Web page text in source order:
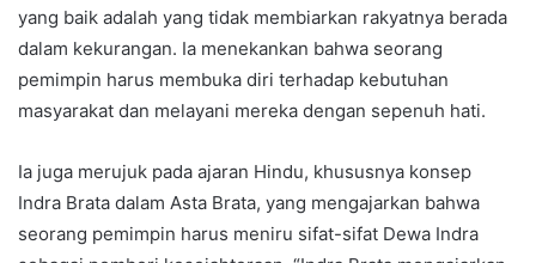
yang baik adalah yang tidak membiarkan rakyatnya berada
dalam kekurangan. Ia menekankan bahwa seorang
pemimpin harus membuka diri terhadap kebutuhan
masyarakat dan melayani mereka dengan sepenuh hati.
Ia juga merujuk pada ajaran Hindu, khususnya konsep
Indra Brata dalam Asta Brata, yang mengajarkan bahwa
seorang pemimpin harus meniru sifat-sifat Dewa Indra